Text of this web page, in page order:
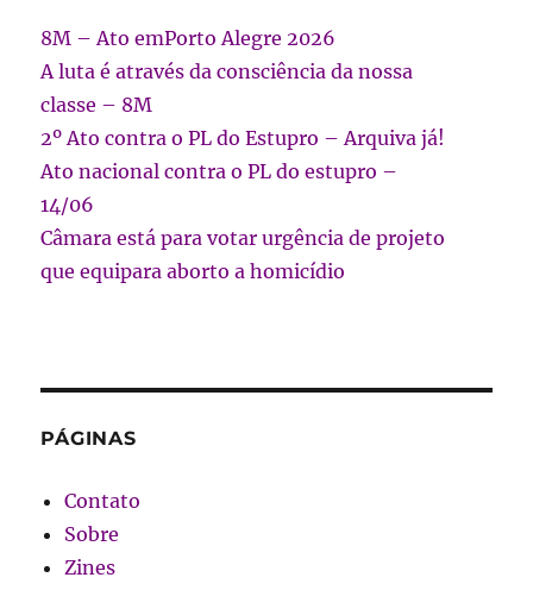
8M – Ato emPorto Alegre 2026
A luta é através da consciência da nossa
classe – 8M
2º Ato contra o PL do Estupro – Arquiva já!
Ato nacional contra o PL do estupro –
14/06
Câmara está para votar urgência de projeto
que equipara aborto a homicídio
PÁGINAS
Contato
Sobre
Zines